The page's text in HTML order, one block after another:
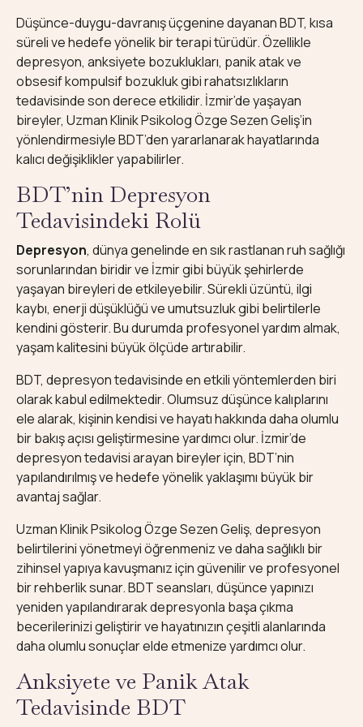
Düşünce-duygu-davranış üçgenine dayanan BDT, kısa
süreli ve hedefe yönelik bir terapi türüdür. Özellikle
depresyon, anksiyete bozuklukları, panik atak ve
obsesif kompulsif bozukluk gibi rahatsızlıkların
tedavisinde son derece etkilidir. İzmir’de yaşayan
bireyler, Uzman Klinik Psikolog Özge Sezen Geliş’in
yönlendirmesiyle BDT’den yararlanarak hayatlarında
kalıcı değişiklikler yapabilirler.
BDT’nin Depresyon
Tedavisindeki Rolü
Depresyon, dünya genelinde en sık rastlanan ruh sağlığı
sorunlarından biridir ve İzmir gibi büyük şehirlerde
yaşayan bireyleri de etkileyebilir. Sürekli üzüntü, ilgi
kaybı, enerji düşüklüğü ve umutsuzluk gibi belirtilerle
kendini gösterir. Bu durumda profesyonel yardım almak,
yaşam kalitesini büyük ölçüde artırabilir.
BDT, depresyon tedavisinde en etkili yöntemlerden biri
olarak kabul edilmektedir. Olumsuz düşünce kalıplarını
ele alarak, kişinin kendisi ve hayatı hakkında daha olumlu
bir bakış açısı geliştirmesine yardımcı olur. İzmir’de
depresyon tedavisi arayan bireyler için, BDT’nin
yapılandırılmış ve hedefe yönelik yaklaşımı büyük bir
avantaj sağlar.
Uzman Klinik Psikolog Özge Sezen Geliş, depresyon
belirtilerini yönetmeyi öğrenmeniz ve daha sağlıklı bir
zihinsel yapıya kavuşmanız için güvenilir ve profesyonel
bir rehberlik sunar. BDT seansları, düşünce yapınızı
yeniden yapılandırarak depresyonla başa çıkma
becerilerinizi geliştirir ve hayatınızın çeşitli alanlarında
daha olumlu sonuçlar elde etmenize yardımcı olur.
Anksiyete ve Panik Atak
Tedavisinde BDT